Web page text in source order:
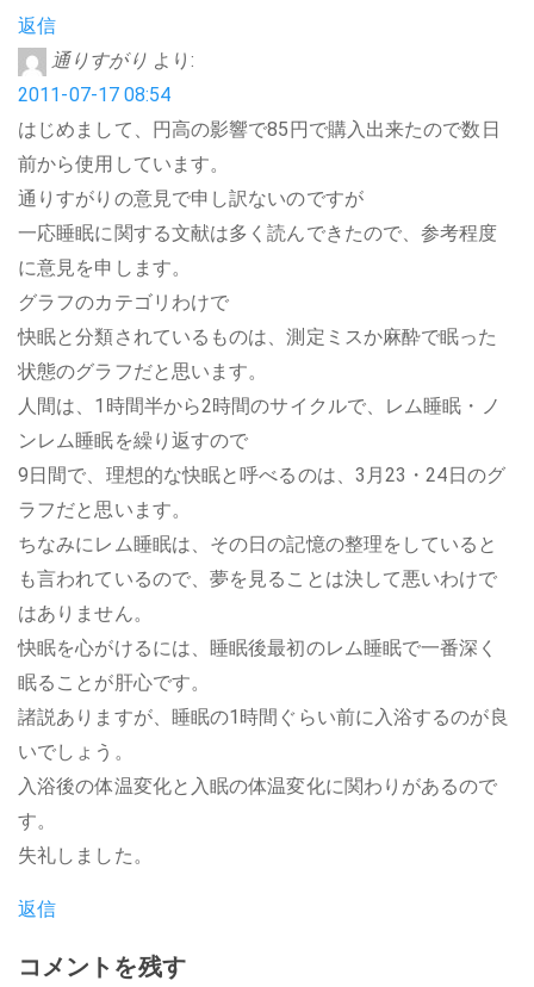
返信
通りすがり より:
2011-07-17 08:54
はじめまして、円高の影響で85円で購入出来たので数日
前から使用しています。
通りすがりの意見で申し訳ないのですが
一応睡眠に関する文献は多く読んできたので、参考程度
に意見を申します。
グラフのカテゴリわけで
快眠と分類されているものは、測定ミスか麻酔で眠った
状態のグラフだと思います。
人間は、1時間半から2時間のサイクルで、レム睡眠・ノ
ンレム睡眠を繰り返すので
9日間で、理想的な快眠と呼べるのは、3月23・24日のグ
ラフだと思います。
ちなみにレム睡眠は、その日の記憶の整理をしていると
も言われているので、夢を見ることは決して悪いわけで
はありません。
快眠を心がけるには、睡眠後最初のレム睡眠で一番深く
眠ることが肝心です。
諸説ありますが、睡眠の1時間ぐらい前に入浴するのが良
いでしょう。
入浴後の体温変化と入眠の体温変化に関わりがあるので
す。
失礼しました。
返信
コメントを残す